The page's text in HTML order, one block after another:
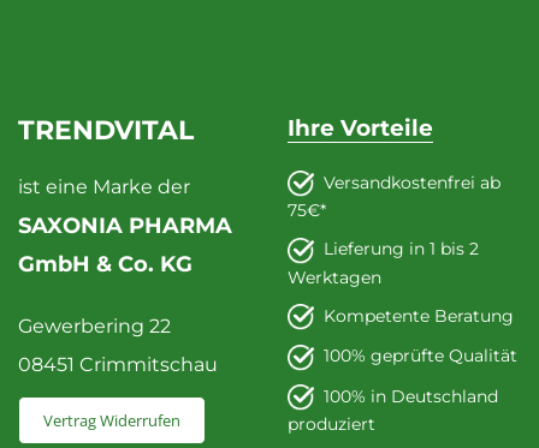
TRENDVITAL
ist eine Marke der
SAXONIA PHARMA
GmbH & Co. KG
Gewerbering 22
08451 Crimmitschau
Vertrag Widerrufen
Ihre Vorteile
Versandkostenfrei ab
75€*
Lieferung in 1 bis 2
Werktagen
Kompetente Beratung
100% geprüfte Qualität
100% in Deutschland
produziert